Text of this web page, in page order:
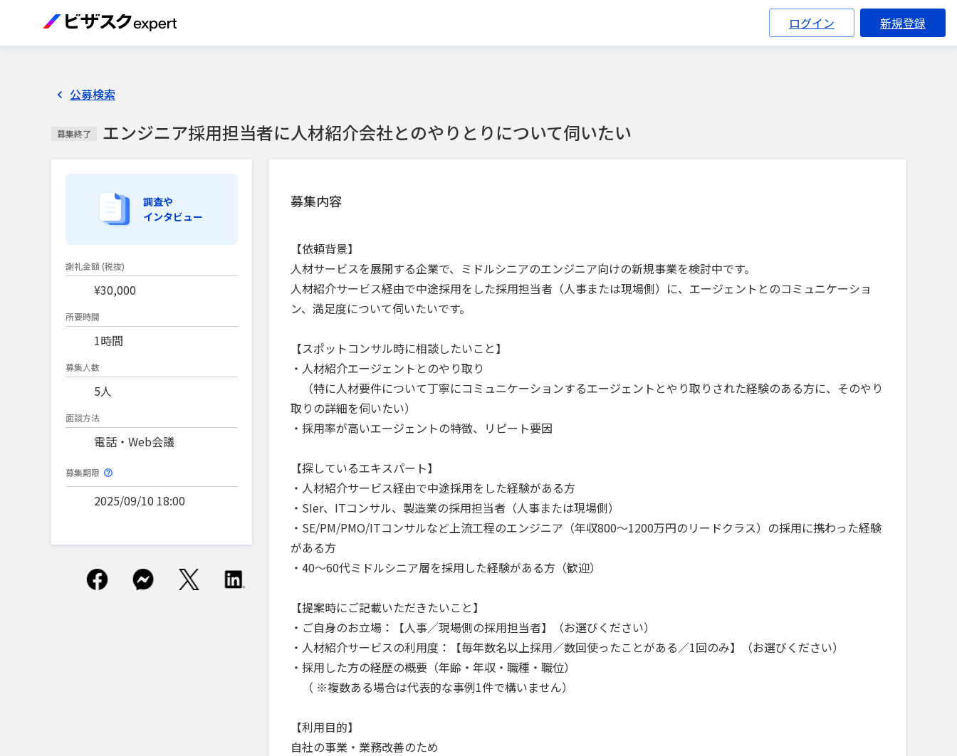
ログイン 新規登録
公募検索
募集終了 エンジニア採用担当者に人材紹介会社とのやりとりについて伺いたい
調査や
インタビュー
謝礼金額(税抜)
¥30,000
所要時間
1時間
募集人数
5人
面談方法
電話・Web会議
募集期限
2025/09/10 18:00
募集内容
【依頼背景】
人材サービスを展開する企業で、ミドルシニアのエンジニア向けの新規事業を検討中です。
人材紹介サービス経由で中途採用をした採用担当者（人事または現場側）に、エージェントとのコミュニケーショ
ン、満足度について伺いたいです。
【スポットコンサル時に相談したいこと】
・人材紹介エージェントとのやり取り
（特に人材要件について丁寧にコミュニケーションするエージェントとやり取りされた経験のある方に、そのやり
取りの詳細を伺いたい）
・採用率が高いエージェントの特徴、リピート要因
【探しているエキスパート】
・人材紹介サービス経由で中途採用をした経験がある方
・SIer、ITコンサル、製造業の採用担当者（人事または現場側）
・SE/PM/PMO/ITコンサルなど上流工程のエンジニア（年収800〜1200万円のリードクラス）の採用に携わった経験
がある方
・40〜60代ミドルシニア層を採用した経験がある方（歓迎）
【提案時にご記載いただきたいこと】
・ご自身のお立場：【人事／現場側の採用担当者】（お選びください）
・人材紹介サービスの利用度：【毎年数名以上採用／数回使ったことがある／1回のみ】（お選びください）
・採用した方の経歴の概要（年齢・年収・職種・職位）
（ ※複数ある場合は代表的な事例1件で構いません）
【利用目的】
自社の事業・業務改善のため